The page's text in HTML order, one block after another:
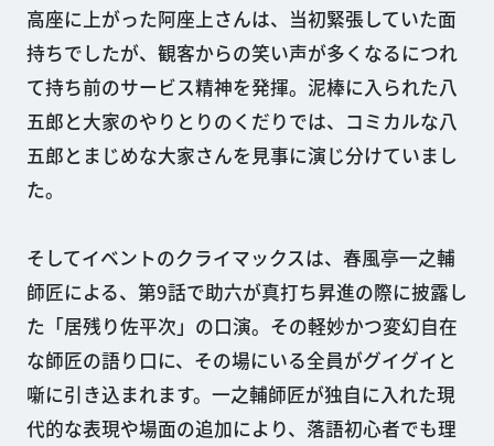
高座に上がった阿座上さんは、当初緊張していた面
持ちでしたが、観客からの笑い声が多くなるにつれ
て持ち前のサービス精神を発揮。泥棒に入られた八
五郎と大家のやりとりのくだりでは、コミカルな八
五郎とまじめな大家さんを見事に演じ分けていまし
た。
そしてイベントのクライマックスは、春風亭一之輔
師匠による、第9話で助六が真打ち昇進の際に披露し
た「居残り佐平次」の口演。その軽妙かつ変幻自在
な師匠の語り口に、その場にいる全員がグイグイと
噺に引き込まれます。一之輔師匠が独自に入れた現
代的な表現や場面の追加により、落語初心者でも理